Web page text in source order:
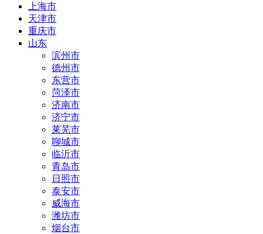
上海市
天津市
重庆市
山东
滨州市
德州市
东营市
菏泽市
济南市
济宁市
莱芜市
聊城市
临沂市
青岛市
日照市
泰安市
威海市
潍坊市
烟台市